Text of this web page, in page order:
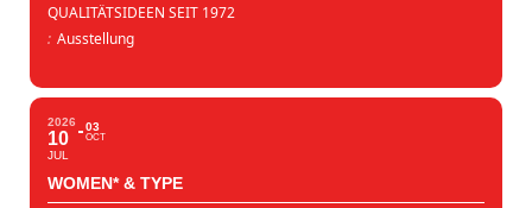
QUALITÄTSIDEEN SEIT 1972
: Ausstellung
2026
10
JUL
03
OCT
WOMEN* & TYPE